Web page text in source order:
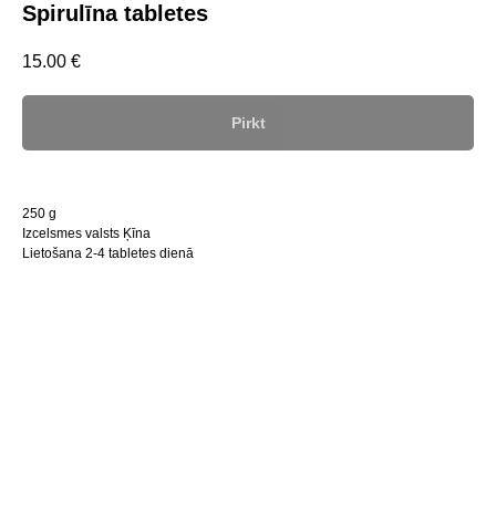
Spirulīna tabletes
15.00 €
Pirkt
250 g
Izcelsmes valsts Ķīna
Lietošana 2-4 tabletes dienā